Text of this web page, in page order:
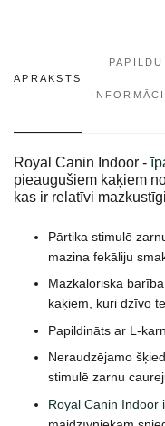
APRAKSTS
PAPILDU
Royal Canin Indoor -
pieaugušiem kaķiem
kas ir relatīvi
Pārtika stimulē
mazina fekāliju
Mazkaloriska
kaķiem, kuri dzīvo
Papildināts ar L-
Neraudzējamo
stimulē zarnu
Royal Canin Indoor